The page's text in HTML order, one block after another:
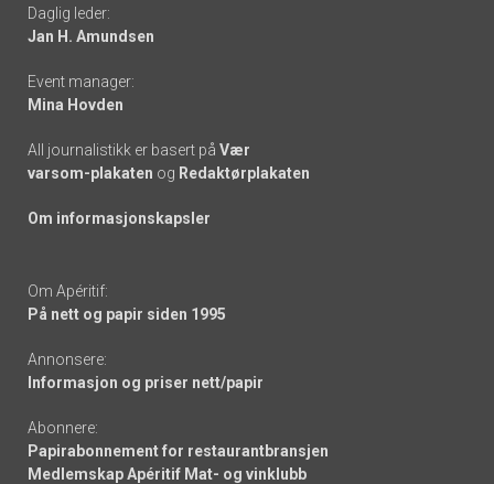
links
Daglig leder:
Jan H. Amundsen
Event manager:
Mina Hovden
All journalistikk er basert på Vær
varsom-plakaten og Redaktørplakaten
Om informasjonskapsler
Om Apéritif:
På nett og papir siden 1995
Annonsere:
Informasjon og priser nett/papir
Abonnere:
Papirabonnement for restaurantbransjen
Medlemskap Apéritif Mat- og vinklubb